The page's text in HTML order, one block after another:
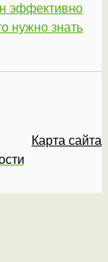
эффективно
нужно знать
Карта сайта